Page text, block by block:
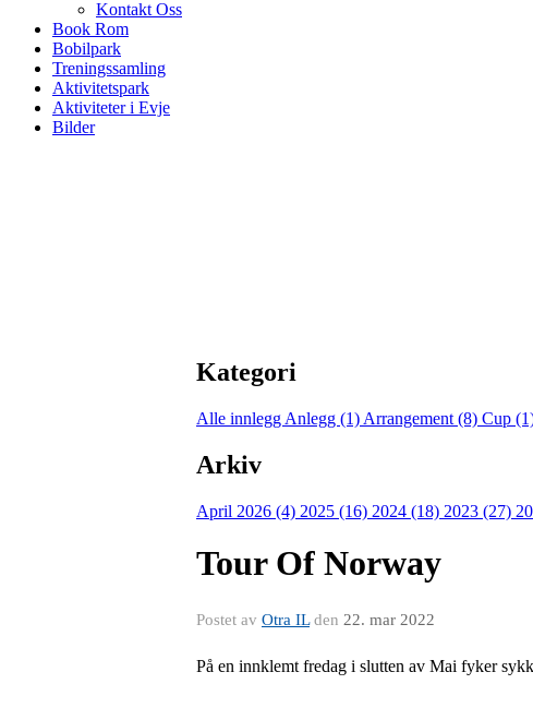
Kontakt Oss
Book Rom
Bobilpark
Treningssamling
Aktivitetspark
Aktiviteter i Evje
Bilder
Kategori
Alle innlegg Anlegg (1) Arrangement (8) Cup
Arkiv
April 2026 (4) 2025 (16) 2024 (18) 2023 (27)
Tour Of Norway
Postet av Otra ILden 22. mar 2022
På en innklemt fredag i slutten av Mai fyker